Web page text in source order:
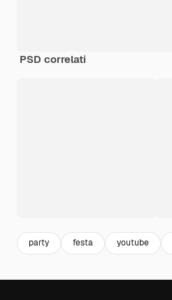
PSD correlati
party festa youtube